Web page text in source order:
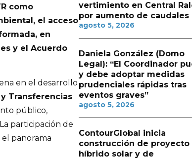
como
el acceso
en
y el Acuerdo
en el desarrollo
Transferencias
público,
participación de
panorama
vertimiento en Central
por aumento de caudales
agosto 5, 2026
Daniela González (Domo
Legal): “El Coordinador
y debe adoptar medidas
prudenciales rápidas tras
eventos graves”
agosto 5, 2026
ContourGlobal inicia
construcción de proyecto
híbrido solar y de